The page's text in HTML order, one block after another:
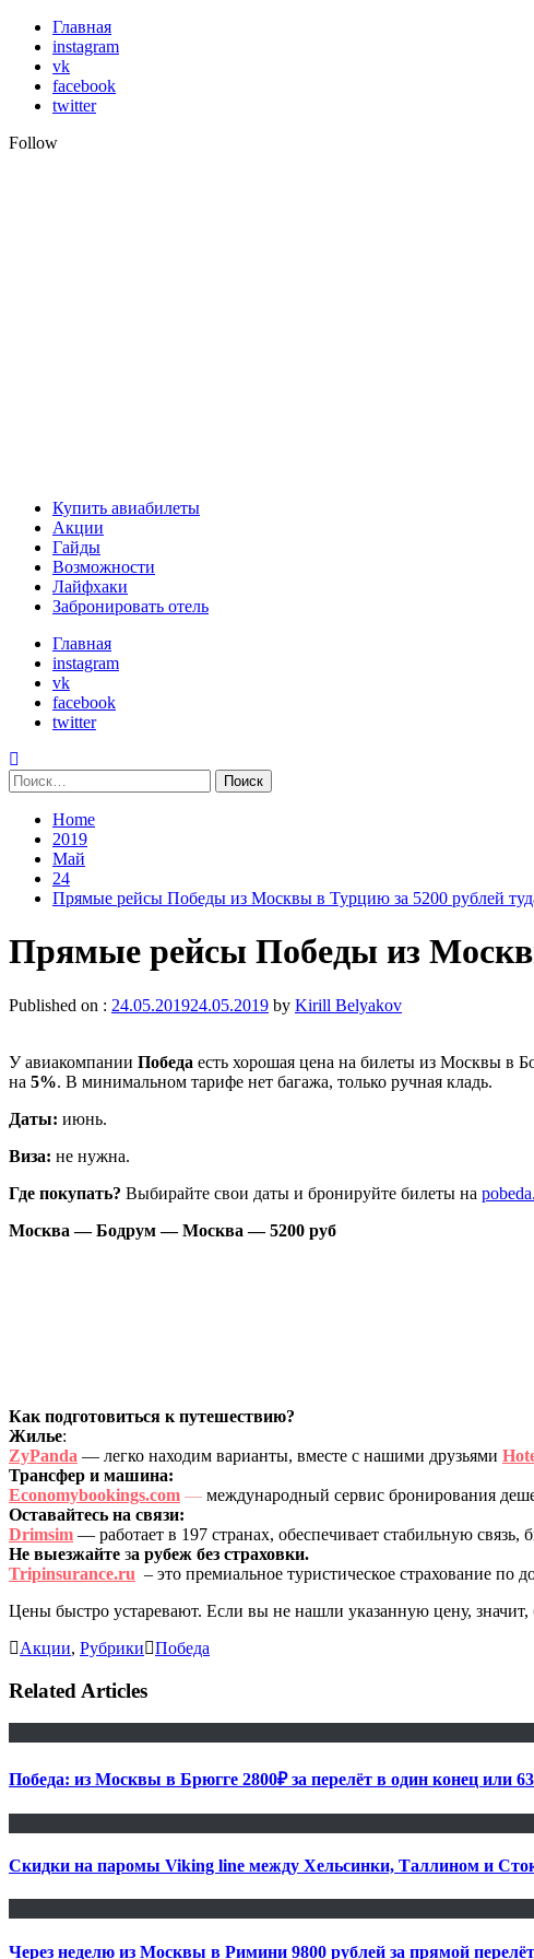
Skip
content
Главная
instagram
vk
facebook
twitter
Follow
Primary
Menu
Купить авиабилеты
Акции
Гайды
Возможности
Лайфхаки
Забронировать отель
Главная
instagram
vk
facebook
twitter
Найти:
Home
2019
Май
24
Прямые рейсы Победы из Москвы в Турцию за 5200 рублей
Прямые рейсы Победы из
Published on : 24.05.201924.05.2019 by Kirill Belyakov
У авиакомпании Победа есть хорошая цена на билеты из Москвы в
на 5%. В минимальном тарифе нет багажа, только ручная кладь.
Даты: июнь.
Виза: не нужна.
Где покупать? Выбирайте свои даты и бронируйте билеты на
Москва — Бодрум — Москва — 5200 руб
Как подготовиться к путешествию?
Жилье:
ZyPanda — легко находим варианты, вместе с нашими друзьями
Трансфер и машина:
Economybookings.com — международный сервис бронирования
Оставайтесь на связи:
Drimsim — работает в 197 странах, обеспечивает стабильную
Не выезжайте за рубеж без страховки.
Tripinsurance.ru – это премиальное туристическое страхование по
Цены быстро устаревают. Если вы не нашли указанную цену,
Акции, Рубрики Победа
Related Articles
Победа: из Москвы в Брюгге 2800₽ за перелёт в один конец или
Скидки на паромы Viking line между Хельсинки, Таллином и
Через неделю из Москвы в Римини 9800 рублей за прямой